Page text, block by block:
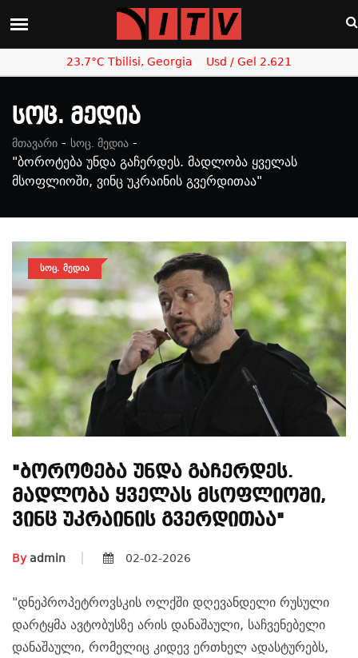
23.7°C Tbilisi, Georgia Usd / Gel 2.621
Სოც. Მედია
მთავარი - სოც. მედია -
"ბოროტება უნდა გაჩერდეს. მადლობა ყველას
მსოფლიოში, ვინც უკრაინის გვერდითაა"
ᲡᲝᲪ. ᲛᲔᲓᲘᲐ
"ბოროტება Უნდა Გაჩერდეს.
Მადლობა Ყველას Მსოფლიოში,
Ვინც Უკრაინის Გვერდითაა"
Byadmin 02-02-2026
"დნეპროპეტროვსკის ოლქში დღევანდელი რუსული
დარტყმა ავტობუსზე არის დანაშაული, საჩვენებელი
დანაშაული, რომელიც კიდევ ერთხელ ადასტურებს,